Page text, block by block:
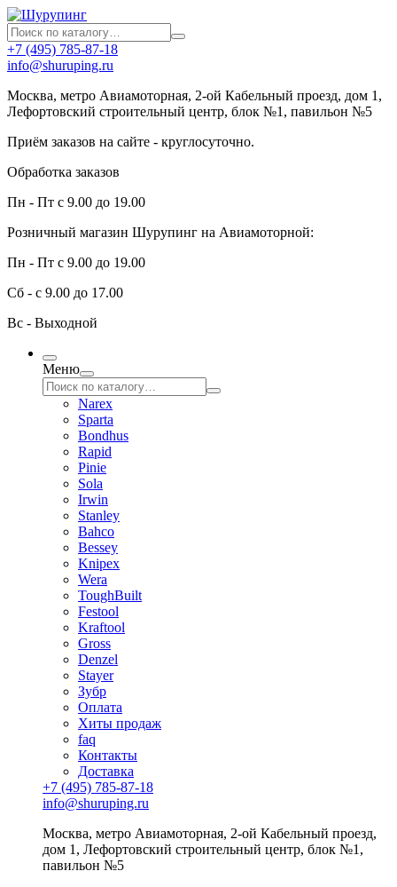
+7 (495) 785-87-18
info@shuruping.ru
Москва, метро Авиамоторная, 2-ой Кабельный проезд, дом 1,
Лефортовский строительный центр, блок №1, павильон №5
Приём заказов на сайте - круглосуточно.
Обработка заказов
Пн - Пт с 9.00 до 19.00
Розничный магазин Шурупинг на Авиамоторной:
Пн - Пт с 9.00 до 19.00
Сб - с 9.00 до 17.00
Вс - Выходной
Меню
Narex
Sparta
Bondhus
Rapid
Pinie
Sola
Irwin
Stanley
Bahco
Bessey
Knipex
Wera
ToughBuilt
Festool
Kraftool
Gross
Denzel
Stayer
Зубр
Оплата
Хиты продаж
faq
Контакты
Доставка
+7 (495) 785-87-18
info@shuruping.ru
Москва, метро Авиамоторная, 2-ой Кабельный проезд,
дом 1, Лефортовский строительный центр, блок №1,
павильон №5